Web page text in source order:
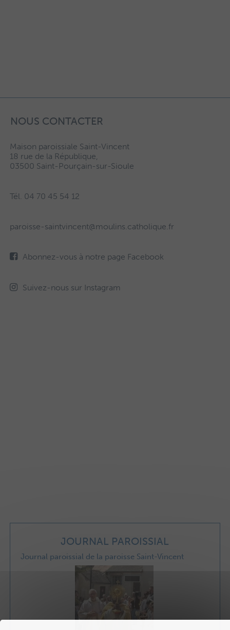
NOUS CONTACTER
Maison paroissiale Saint-Vincent
18 rue de la République,
03500 Saint-Pourçain-sur-Sioule
Tél. 04 70 45 54 12
paroisse-saintvincent@moulins.catholique.fr
Abonnez-vous à notre page Facebook
Suivez-nous sur Instagram
JOURNAL PAROISSIAL
Journal paroissial de la paroisse Saint-Vincent